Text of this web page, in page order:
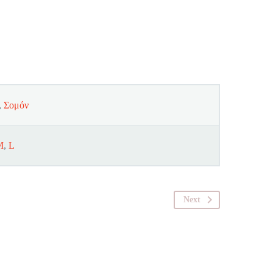
, Σομόν
, L
Next